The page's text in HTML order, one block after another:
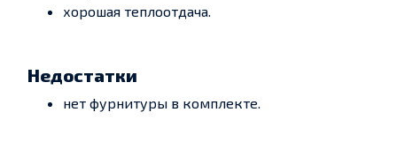
хорошая теплоотдача.
Недостатки
нет фурнитуры в комплекте.